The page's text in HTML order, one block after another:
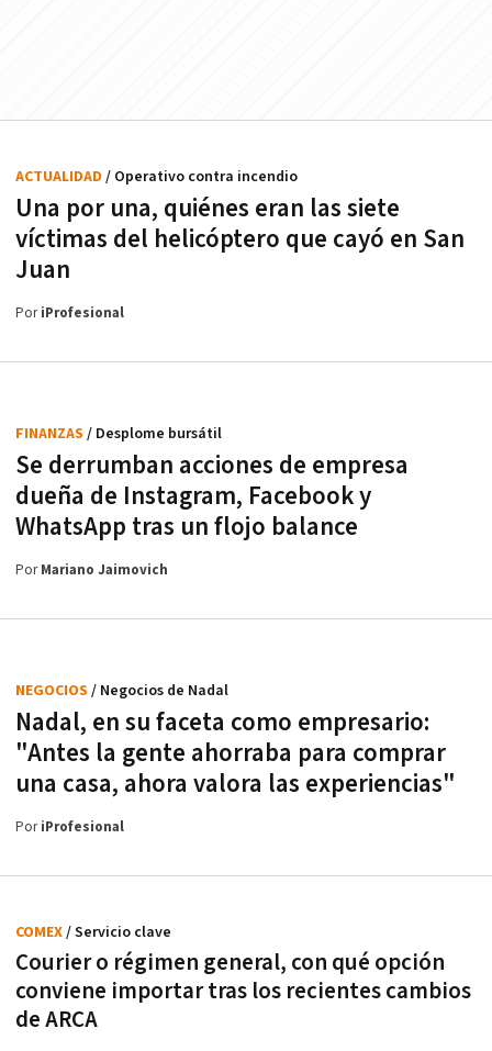
Una por una, quiénes eran las siete
víctimas del helicóptero que cayó en San
Juan
ACTUALIDAD / Operativo contra incendio
PoriProfesional
Se derrumban acciones de empresa
dueña de Instagram, Facebook y
WhatsApp tras un flojo balance
FINANZAS / Desplome bursátil
PorMariano Jaimovich
Nadal, en su faceta como empresario:
"Antes la gente ahorraba para comprar
una casa, ahora valora las experiencias"
NEGOCIOS / Negocios de Nadal
PoriProfesional
Courier o régimen general, con qué opción
conviene importar tras los recientes cambios
de ARCA
COMEX/ Servicio clave